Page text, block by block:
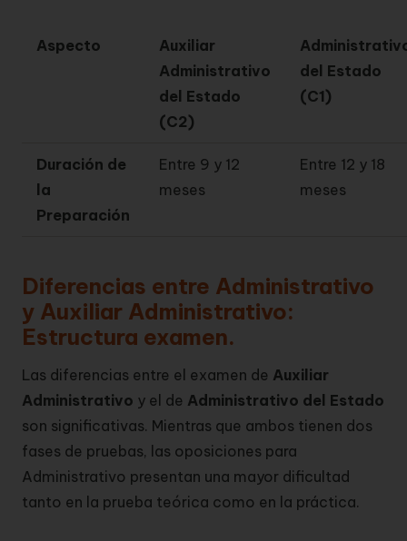
Aspecto
Auxiliar
Administrativo
del Estado
(C2)
del Estado
(C1)
Duración de
la
Preparación
Entre 9 y 12
meses
Entre 12 y 18
meses
Diferencias entre Administrativo
y Auxiliar Administrativo:
Estructura examen.
Las diferencias entre el examen de Auxiliar
Administrativo y el de Administrativo del Estado
son significativas. Mientras que ambos tienen dos
fases de pruebas, las oposiciones para
Administrativo presentan una mayor dificultad
tanto en la prueba teórica como en la práctica.